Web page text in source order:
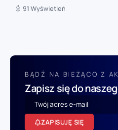
91 Wyświetleń
BĄDŹ NA BIEŻĄCO Z
Zapisz się do
ZAPISUJĘ SIĘ